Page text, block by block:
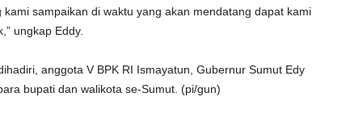
sampaikan di waktu yang akan mendatang dapat kami
ungkap Eddy.
anggota V BPK RI Ismayatun, Gubernur Sumut Edy
bupati dan walikota se-Sumut. (pi/gun)